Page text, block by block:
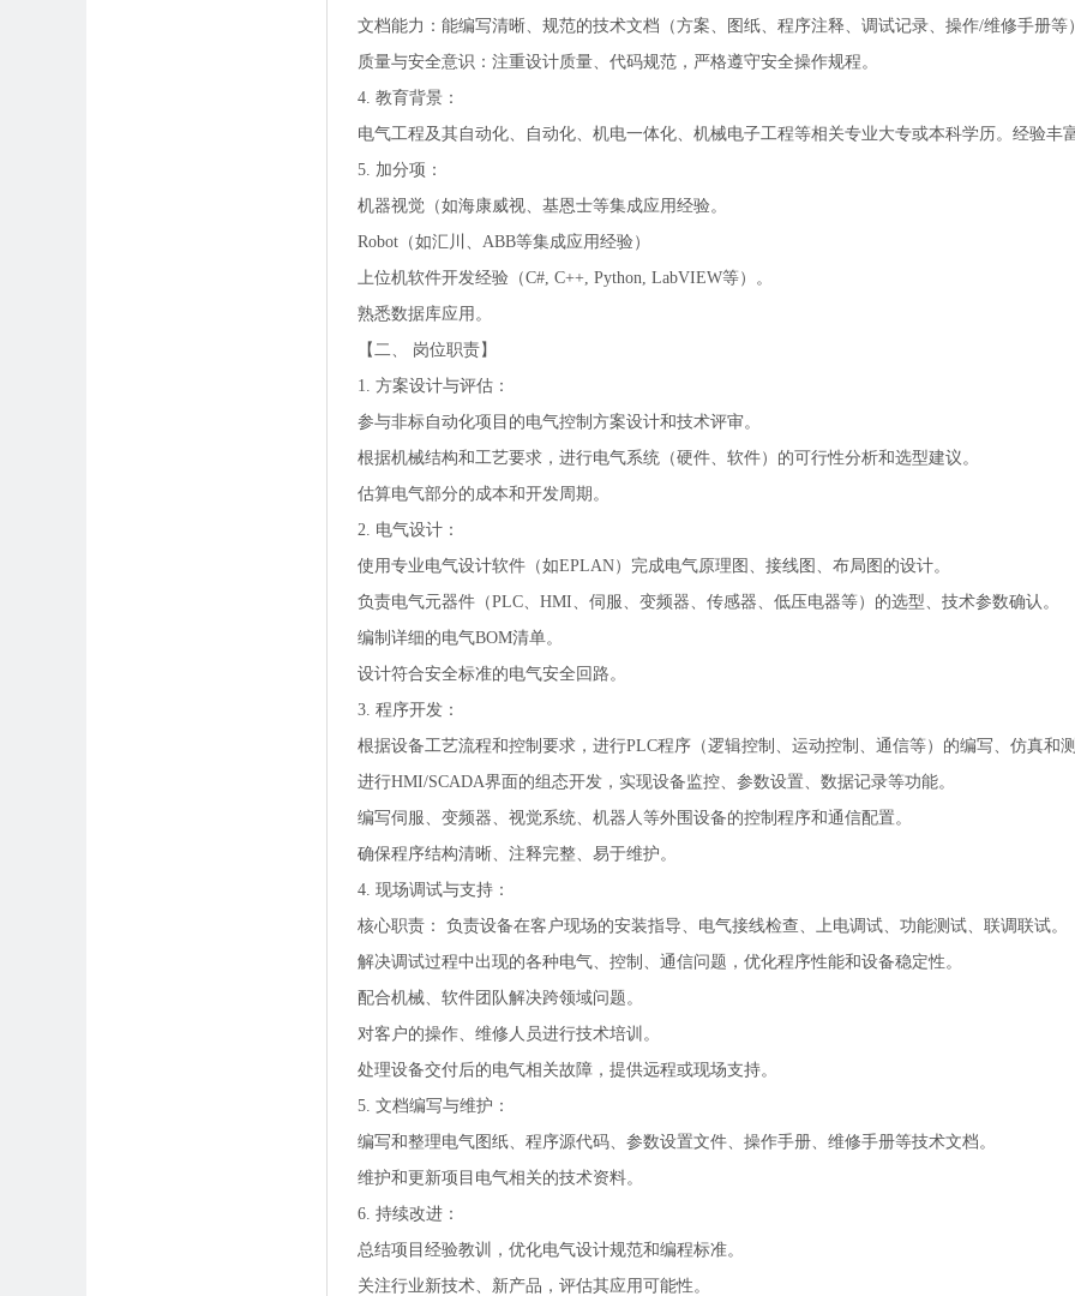
文档能力：能编写清晰、规范的技术文档（方案、图纸、程序注释、调试记录、操作/维修手册等
质量与安全意识：注重设计质量、代码规范，严格遵守安全操作规程。
4. 教育背景：
电气工程及其自动化、自动化、机电一体化、机械电子工程等相关专业大专或本科学历。经验丰
5. 加分项：
机器视觉（如海康威视、基恩士等集成应用经验。
Robot（如汇川、ABB等集成应用经验）
上位机软件开发经验（C#, C++, Python, LabVIEW等）。
熟悉数据库应用。
【二、 岗位职责】
1. 方案设计与评估：
参与非标自动化项目的电气控制方案设计和技术评审。
根据机械结构和工艺要求，进行电气系统（硬件、软件）的可行性分析和选型建议。
估算电气部分的成本和开发周期。
2. 电气设计：
使用专业电气设计软件（如EPLAN）完成电气原理图、接线图、布局图的设计。
负责电气元器件（PLC、HMI、伺服、变频器、传感器、低压电器等）的选型、技术参数确认。
编制详细的电气BOM清单。
设计符合安全标准的电气安全回路。
3. 程序开发：
根据设备工艺流程和控制要求，进行PLC程序（逻辑控制、运动控制、通信等）的编写、仿真和
进行HMI/SCADA界面的组态开发，实现设备监控、参数设置、数据记录等功能。
编写伺服、变频器、视觉系统、机器人等外围设备的控制程序和通信配置。
确保程序结构清晰、注释完整、易于维护。
4. 现场调试与支持：
核心职责： 负责设备在客户现场的安装指导、电气接线检查、上电调试、功能测试、联调联试。
解决调试过程中出现的各种电气、控制、通信问题，优化程序性能和设备稳定性。
配合机械、软件团队解决跨领域问题。
对客户的操作、维修人员进行技术培训。
处理设备交付后的电气相关故障，提供远程或现场支持。
5. 文档编写与维护：
编写和整理电气图纸、程序源代码、参数设置文件、操作手册、维修手册等技术文档。
维护和更新项目电气相关的技术资料。
6. 持续改进：
总结项目经验教训，优化电气设计规范和编程标准。
关注行业新技术、新产品，评估其应用可能性。